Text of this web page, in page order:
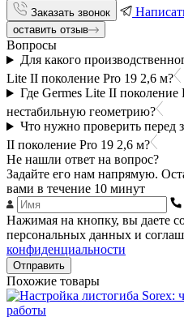
Заказать звонок
оставить отзыв
Вопросы
Для какого
Lite II поколение Pro 19 2,6 м?
Где Germes Lite II поколение
нестабильную геометрию?
Что нужно проверить перед
II поколение Pro 19 2,6 м?
Не нашли ответ на вопрос?
Задайте его нам напрямую.
вами в течение 10 минут
Нажимая на кнопку, вы даете
персональных данных и
конфиденциальности
Отправить
Похожие товары